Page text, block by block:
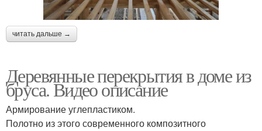
читать дальше →
Деревянные перекрытия в доме из
бруса. Видео описание
Армирование углепластиком.
Полотно из этого современного композитного